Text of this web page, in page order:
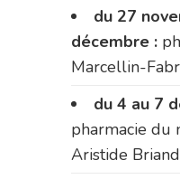
du 27
décembre :
Marcellin-
du 4 au 7
pharmacie du
Aristide